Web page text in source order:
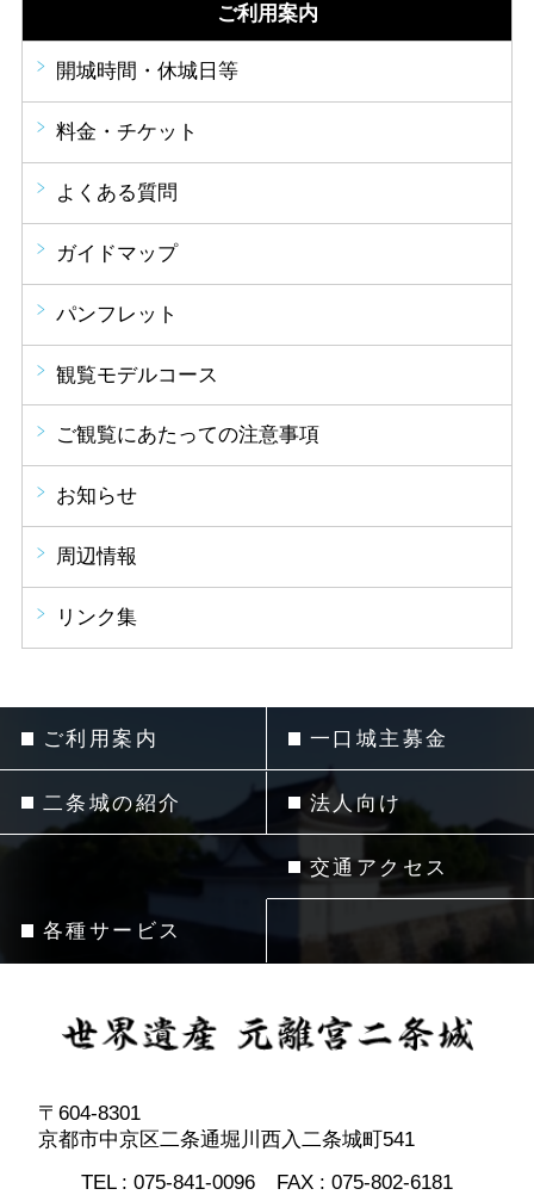
ご利用案内
開城時間・休城日等
料金・チケット
よくある質問
ガイドマップ
パンフレット
観覧モデルコース
ご観覧にあたっての注意事項
お知らせ
周辺情報
リンク集
ご利用案内
二条城の紹介
各種サービス
一口城主募金
法人向け
交通アクセス
〒604-8301
京都市中京区二条通堀川西入二条城町541
TEL : 075-841-0096 FAX :075-802-6181